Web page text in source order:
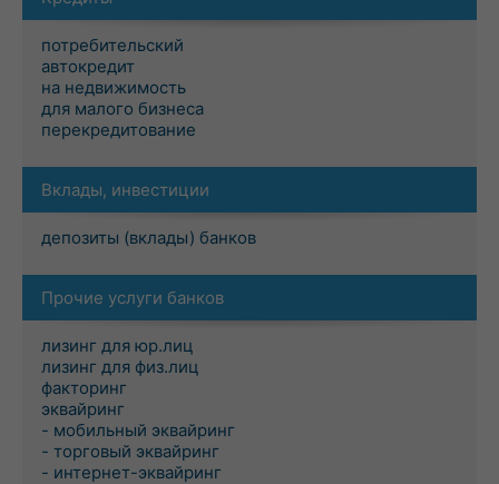
потребительский
автокредит
на недвижимость
для малого бизнеса
перекредитование
Вклады, инвестиции
депозиты (вклады) банков
Прочие услуги банков
лизинг для юр.лиц
лизинг для физ.лиц
факторинг
эквайринг
- мобильный эквайринг
- торговый эквайринг
- интернет-эквайринг